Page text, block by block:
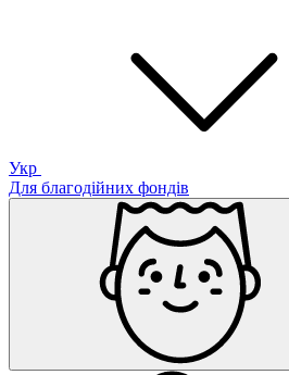
Укр
Для благодійних фондів